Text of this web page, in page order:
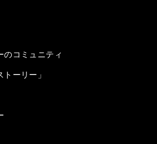
のコミュニティ
トーリー」